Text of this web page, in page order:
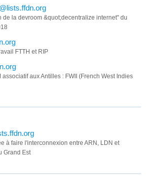
de la devroom &quot;decentralize internet" du
FTTH et RIP
associatif aux Antilles : FWII (French West Indies
à faire l'interconnexion entre ARN, LDN et
Grand Est